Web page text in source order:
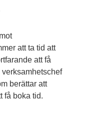
att ta tid att
att få
berättar att
få boka tid.